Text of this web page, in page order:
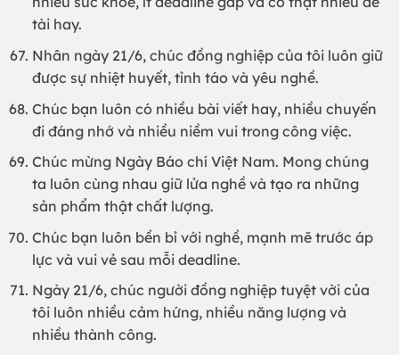
tài hay.
Nhân ngày 21/6, chúc đồng nghiệp của tôi luôn giữ
được sự nhiệt huyết, tỉnh táo và yêu nghề.
Chúc bạn luôn có nhiều bài viết hay, nhiều chuyến
đi đáng nhớ và nhiều niềm vui trong công việc.
Chúc mừng Ngày Báo chí Việt Nam. Mong chúng
ta luôn cùng nhau giữ lửa nghề và tạo ra những
sản phẩm thật chất lượng.
Chúc bạn luôn bền bỉ với nghề, mạnh mẽ trước áp
lực và vui vẻ sau mỗi deadline.
Ngày 21/6, chúc người đồng nghiệp tuyệt vời của
tôi luôn nhiều cảm hứng, nhiều năng lượng và
nhiều thành công.